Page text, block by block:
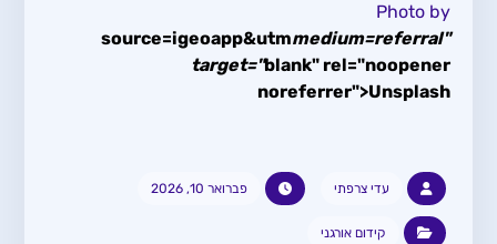
Photo by
source=igeoapp&utmmedium=referral"
target="blank" rel="noopener
noreferrer">Unsplash
עדי צרפתי פברואר 10, 2026
קידום אורגני